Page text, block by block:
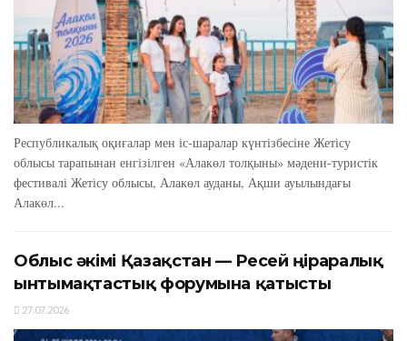
Республикалық оқиғалар мен іс-шаралар күнтізбесіне Жетісу
облысы тарапынан енгізілген «Алакөл толқыны» мәдени-туристік
фестивалі Жетісу облысы, Алакөл ауданы, Ақши ауылындағы
Алакөл...
Облыс әкімі Қазақстан — Ресей өңіраралық
ынтымақтастық форумына қатысты
27.07.2026